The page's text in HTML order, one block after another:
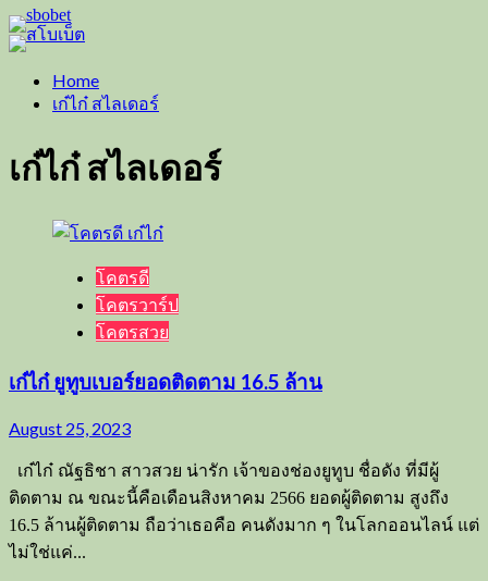
for:
Home
เก๋ไก๋ สไลเดอร์
เก๋ไก๋ สไลเดอร์
โคตรดี
โคตรวาร์ป
โคตรสวย
เก๋ไก๋ ยูทูบเบอร์ยอดติดตาม 16.5 ล้าน
August 25, 2023
เก๋ไก๋ ณัฐธิชา สาวสวย น่ารัก เจ้าของช่องยูทูบ ชื่อดัง ที่มีผู้
ติดตาม ณ ขณะนี้คือเดือนสิงหาคม 2566 ยอดผู้ติดตาม สูงถึง
16.5 ล้านผู้ติดตาม ถือว่าเธอคือ คนดังมาก ๆ ในโลกออนไลน์ แต่
ไม่ใช่แค่...